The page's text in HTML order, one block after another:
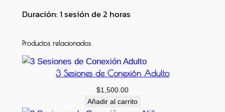
i
a
d
Duración: 1 sesión de 2 horas
Productos relacionados
3 Sesiones de Conexión Adulto
$1,500.00
Añadir al carrito